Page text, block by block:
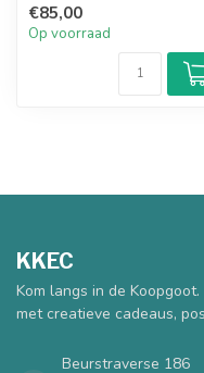
bootje lijkt...
€85,00
Op voorraad
KKEC
Kom langs in de
met creatieve cadeaus,
Beurstraverse 186